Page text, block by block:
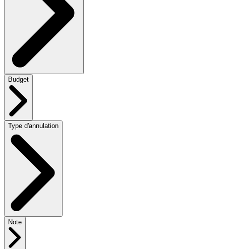
Budget
Type d'annulation
Note